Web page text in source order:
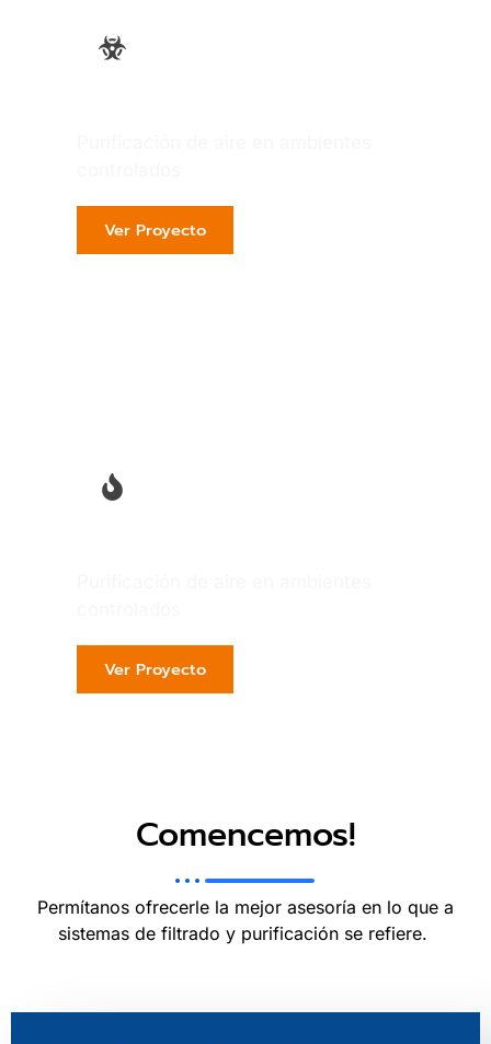
Ver Proyecto
Ver Proyecto
Comencemos!
Permítanos ofrecerle la mejor asesoría en lo que a
sistemas de filtrado y purificación se refiere.